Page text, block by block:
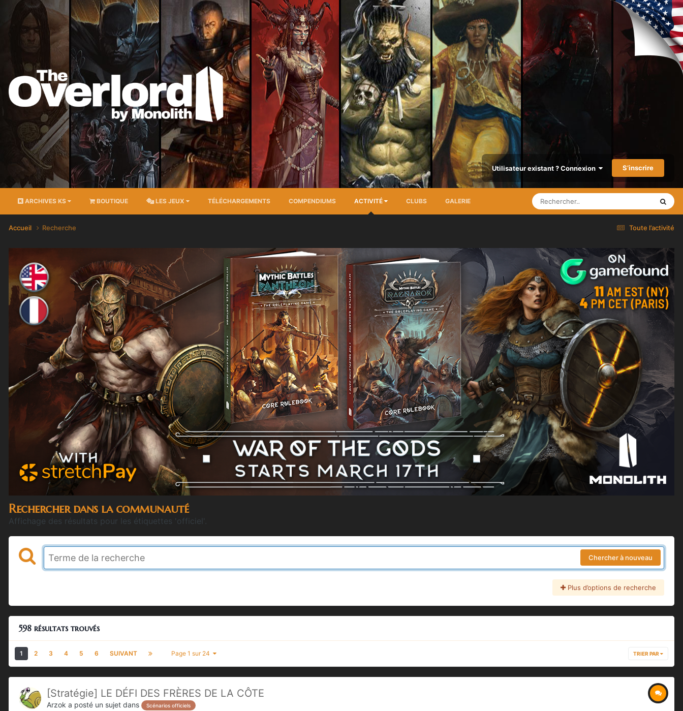
Utilisateur existant ? Connexion S’inscrire
ARCHIVES KS BOUTIQUE LES JEUX TÉLÉCHARGEMENTS COMPENDIUMS ACTIVITÉ CLUBS GALERIE
Toute l’activité
Accueil Recherche
Rechercher dans la communauté
Affichage des résultats pour les étiquettes 'officiel'.
Chercher à nouveau
Plus d’options de recherche
598 résultats trouvés
1 2 3 4 5 6 SUIVANT Page 1 sur 24 TRIER PAR
[Stratégie] LE DÉFI DES FRÈRES DE LA CÔTE
Arzok a posté un sujet dans Scénarios officiels